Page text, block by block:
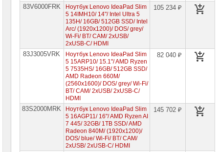
83V6000FRK
Ноутбук Lenovo IdeaPad Slim
5 14IMH10/ 14"/ Intel Ultra 5
135H/ 16GB/ 512GB SSD/ Intel
Arc/ (1920x1200)/ DOS/ grey/
Wi-Fi/ BT/ CAM/ 2xUSB/
2xUSB-C/ HDMI
105 234 ₽
83J3005VRK
Ноутбук Lenovo IdeaPad Slim
5 15ARP10/ 15.1"/ AMD Ryzen
5 7535HS/ 16GB/ 512GB SSD/
AMD Radeon 660M/
(2560x1600)/ DOS/ grey/ Wi-Fi/
BT/ CAM/ 2xUSB/ 2xUSB-C/
HDMI
82 040 ₽
83S2000MRK
Ноутбук Lenovo IdeaPad Slim
5 16AGP11/ 16"/ AMD Ryzen AI
7 445/ 32GB/ 1TB SSD/ AMD
Radeon 840M/ (1920x1200)/
DOS/ blue/ Wi-Fi/ BT/ CAM/
2xUSB/ 2xUSB-C/ HDMI
145 702 ₽